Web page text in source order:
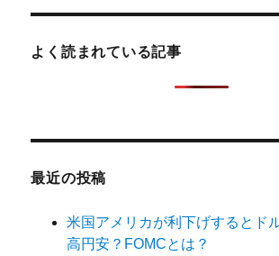
よく読まれている記事
最近の投稿
米国アメリカが利下げするとド
高円安？FOMCとは？